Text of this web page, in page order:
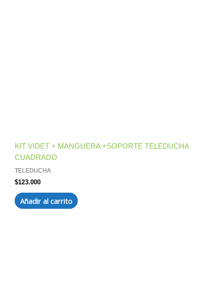
KIT VIDET + MANGUERA +SOPORTE TELEDUCHA
CUADRADO
TELEDUCHA
$123.000
Añadir al carrito